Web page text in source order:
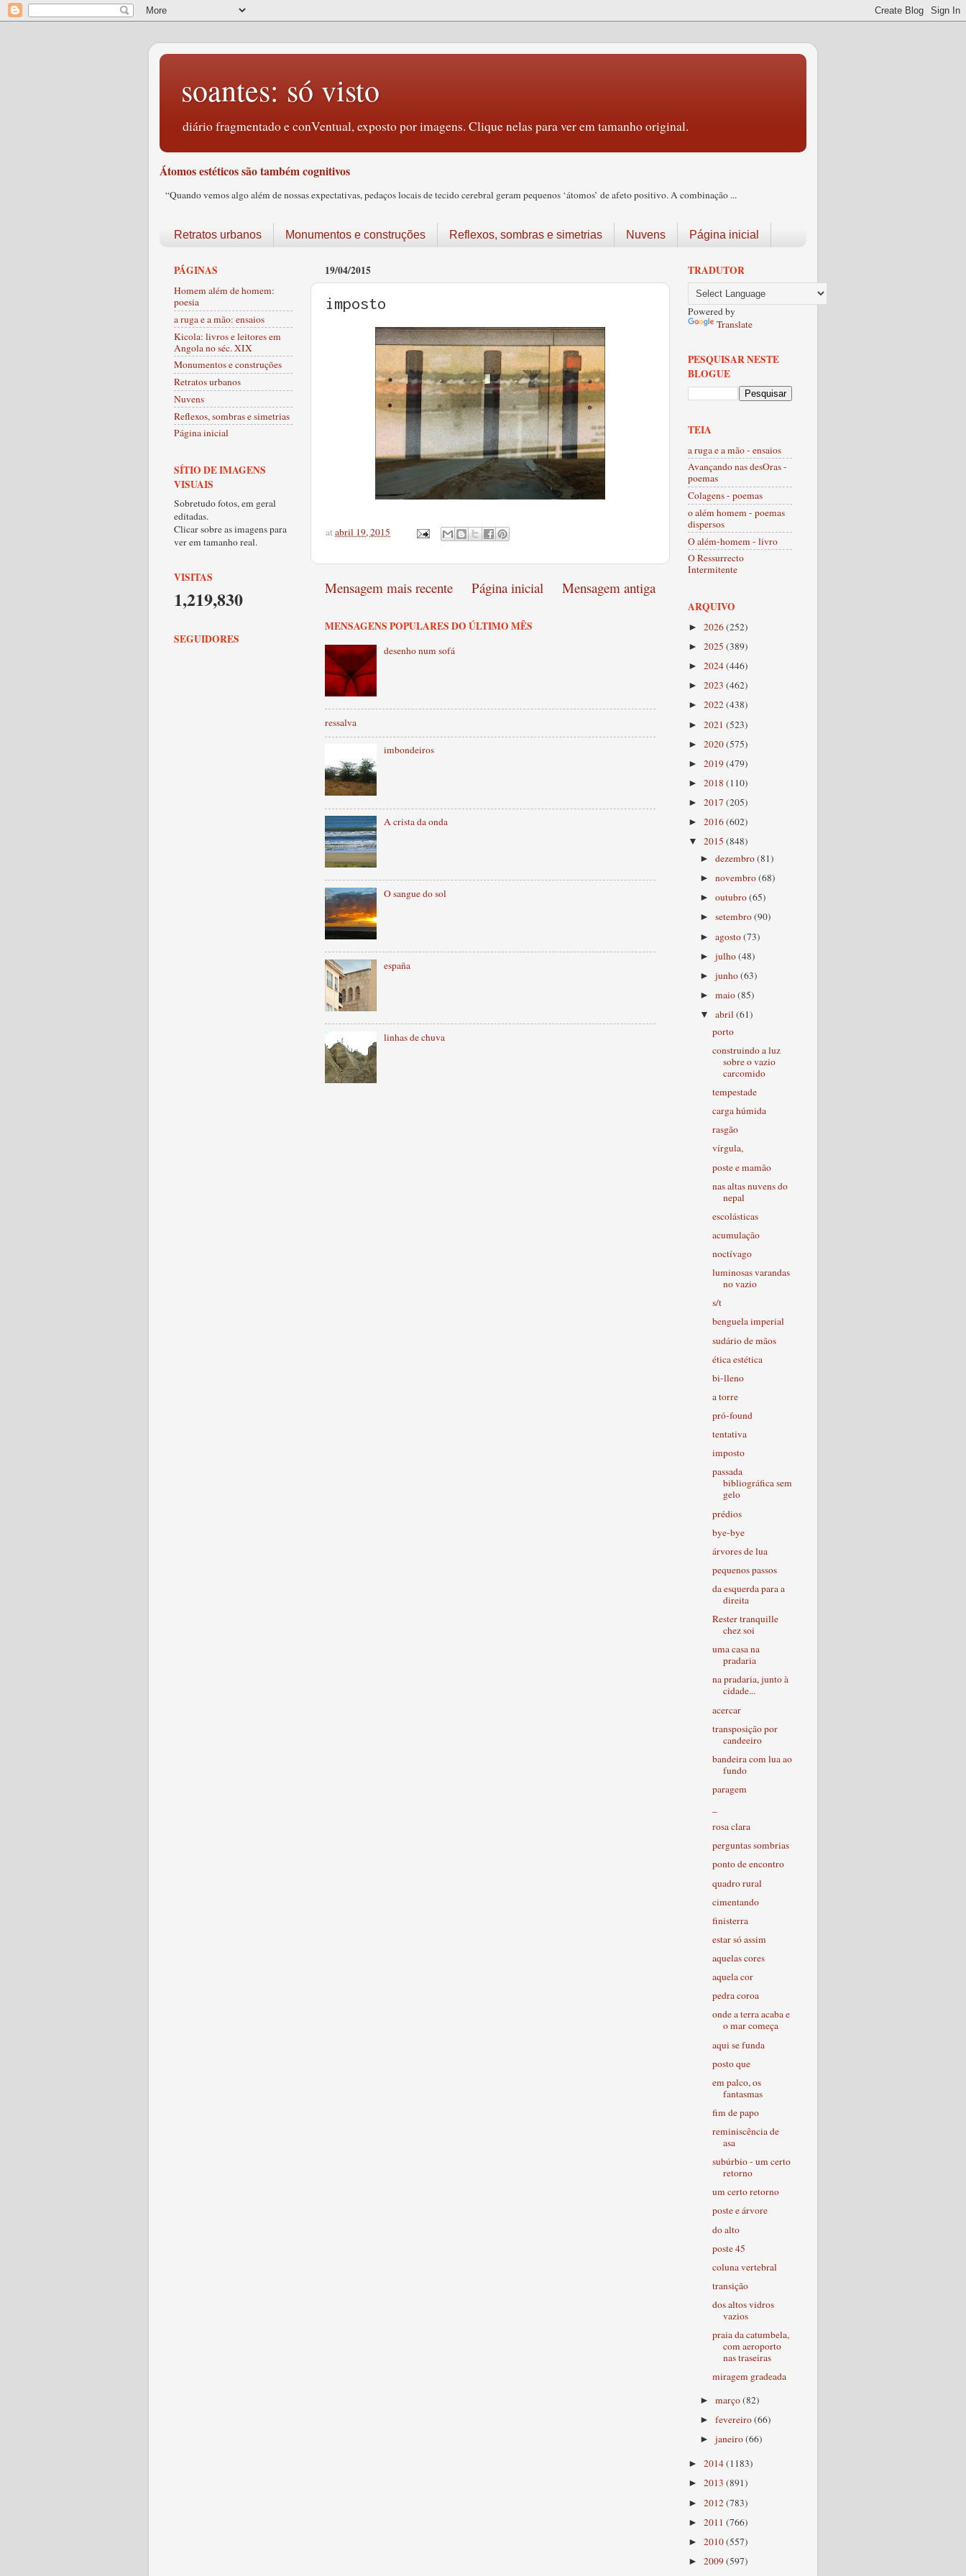
soantes: só visto
diário fragmentado e conVentual, exposto por imagens. Clique nelas para ver em tamanho original.
Átomos estéticos são também cognitivos
“Quando vemos algo além de nossas expectativas, pedaços locais de tecido cerebral geram pequenos ‘átomos’ de afeto positivo. A combinação ...
Retratos urbanos Monumentos e construções Reflexos, sombras e simetrias Nuvens Página inicial
19/04/2015
imposto
atabril 19, 2015
Mensagem mais recente Mensagem antiga
Página inicial
MENSAGENS POPULARES DO ÚLTIMO MÊS
desenho num sofá
ressalva
imbondeiros
A crista da onda
O sangue do sol
españa
linhas de chuva
PÁGINAS
Homem além de homem:
poesia
a ruga e a mão: ensaios
Kicola: livros e leitores em
Angola no séc. XIX
Monumentos e construções
Retratos urbanos
Nuvens
Reflexos, sombras e simetrias
Página inicial
SÍTIO DE IMAGENS
VISUAIS
Sobretudo fotos, em geral
editadas.
Clicar sobre as imagens para
ver em tamanho real.
VISITAS
1,219,830
SEGUIDORES
TRADUTOR
Powered by
Translate
PESQUISAR NESTE
BLOGUE
TEIA
a ruga e a mão - ensaios
Avançando nas desOras -
poemas
Colagens - poemas
o além homem - poemas
dispersos
O além-homem - livro
O Ressurrecto
Intermitente
ARQUIVO
► 2026(252)
► 2025 (389)
► 2024(446)
► 2023 (462)
► 2022(438)
► 2021 (523)
► 2020(575)
► 2019(479)
► 2018 (110)
► 2017 (205)
► 2016(602)
▼ 2015 (848)
►dezembro(81)
►novembro(68)
►outubro(65)
►setembro(90)
►agosto(73)
►julho(48)
►junho(63)
►maio(85)
▼abril(61)
porto
construindo a luz
sobre o vazio
carcomido
tempestade
carga húmida
rasgão
vírgula,
poste e mamão
nas altas nuvens do
nepal
escolásticas
acumulação
noctívago
luminosas varandas
no vazio
s/t
benguela imperial
sudário de mãos
ética estética
bi-lleno
a torre
pró-found
tentativa
imposto
passada
bibliográfica sem
gelo
prédios
bye-bye
árvores de lua
pequenos passos
da esquerda para a
direita
Rester tranquille
chez soi
uma casa na
pradaria
na pradaria, junto à
cidade...
acercar
transposição por
candeeiro
bandeira com lua ao
fundo
paragem
rosa clara
perguntas sombrias
ponto de encontro
quadro rural
cimentando
finisterra
estar só assim
aquelas cores
aquela cor
pedra coroa
onde a terra acaba e
o mar começa
aqui se funda
posto que
em palco, os
fantasmas
fim de papo
reminiscência de
asa
subúrbio - um certo
retorno
um certo retorno
poste e árvore
do alto
poste 45
coluna vertebral
transição
dos altos vidros
vazios
praia da catumbela,
com aeroporto
nas traseiras
miragem gradeada
►março(82)
►fevereiro(66)
►janeiro(66)
► 2014(1183)
► 2013 (891)
► 2012(783)
► 2011 (766)
► 2010(557)
► 2009(597)